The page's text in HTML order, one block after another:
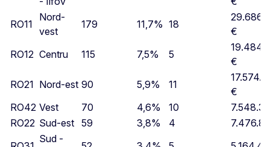
RO11
Nord-
vest
179 11,7% 18
€
RO12 Centru 115 7,5% 5
€
RO21 Nord-est 90 5,9% 11
€
RO42 Vest 70 4,6% 10
RO22 Sud-est 59 3,8% 4
Sud -